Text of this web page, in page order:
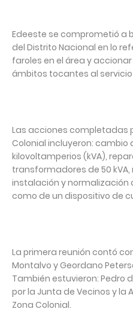
Edeeste se comprometió a
del Distrito Nacional en lo
faroles en el área y
ámbitos tocantes al
Las acciones completadas
Colonial incluyeron:
kilovoltamperios (kVA),
transformadores de 50 kVA,
instalación y normalización
como de un dispositivo de
La primera reunión contó
Montalvo y Geordano
También estuvieron: Pedro
por la Junta de Vecinos y la
Zona Colonial.